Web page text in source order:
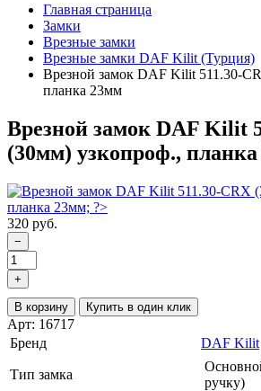
Главная страница
Замки
Врезные замки
Врезные замки DAF Kilit (Турция)
Врезной замок DAF Kilit 511.30-
планка 23мм
Врезной замок DAF Kilit
(30мм) узкопроф.,
320 руб.
−
+
В корзину Купить в один клик
Арт: 16717
Бренд
DAF Kilit
Тип замка
ручку)